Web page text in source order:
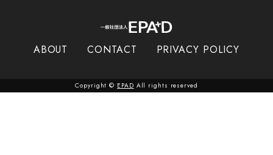
で、4つの種族が種の存亡をかけ
人狼を、人間は処刑できるのか？
ABOUT CONTACT PRIVACY POLICY
Copyright © EPAD All rights reserved